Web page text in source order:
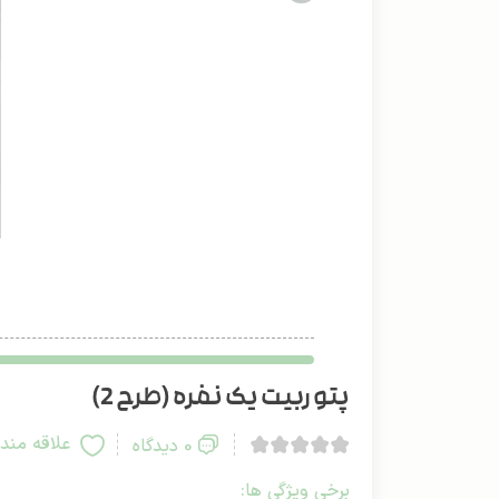
پتو ربیت یک نفره (طرح 2)
0 دیدگاه
علاقه
برخی ویژگی ها: